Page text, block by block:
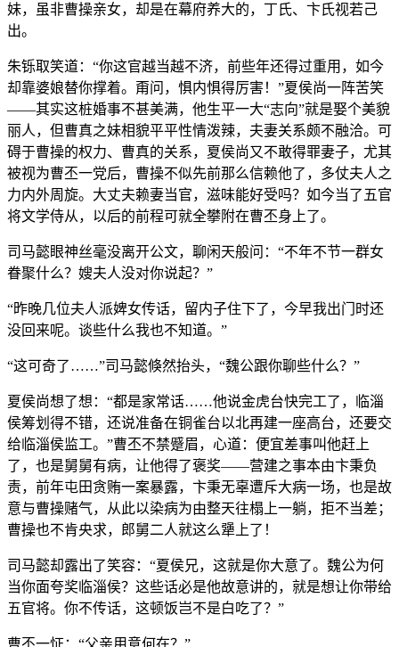
妹，虽非曹操亲女，却是在幕府养大的，丁氏、卞氏视若己
出。
朱铄取笑道：“你这官越当越不济，前些年还得过重用，如今
却靠婆娘替你撑着。甭问，惧内惧得厉害！”夏侯尚一阵苦笑
——其实这桩婚事不甚美满，他生平一大“志向”就是娶个美貌
丽人，但曹真之妹相貌平平性情泼辣，夫妻关系颇不融洽。可
碍于曹操的权力、曹真的关系，夏侯尚又不敢得罪妻子，尤其
被视为曹丕一党后，曹操不似先前那么信赖他了，多仗夫人之
力内外周旋。大丈夫赖妻当官，滋味能好受吗？如今当了五官
将文学侍从，以后的前程可就全攀附在曹丕身上了。
司马懿眼神丝毫没离开公文，聊闲天般问：“不年不节一群女
眷聚什么？嫂夫人没对你说起？”
“昨晚几位夫人派婢女传话，留内子住下了，今早我出门时还
没回来呢。谈些什么我也不知道。”
“这可奇了……”司马懿倏然抬头，“魏公跟你聊些什么？”
夏侯尚想了想：“都是家常话……他说金虎台快完工了，临淄
侯筹划得不错，还说准备在铜雀台以北再建一座高台，还要交
给临淄侯监工。”曹丕不禁蹙眉，心道：便宜差事叫他赶上
了，也是舅舅有病，让他得了褒奖——营建之事本由卞秉负
责，前年屯田贪贿一案暴露，卞秉无辜遭斥大病一场，也是故
意与曹操赌气，从此以染病为由整天往榻上一躺，拒不当差；
曹操也不肯央求，郎舅二人就这么犟上了！
司马懿却露出了笑容：“夏侯兄，这就是你大意了。魏公为何
当你面夸奖临淄侯？这些话必是他故意讲的，就是想让你带给
五官将。你不传话，这顿饭岂不是白吃了？”
曹丕一怔：“父亲用意何在？”